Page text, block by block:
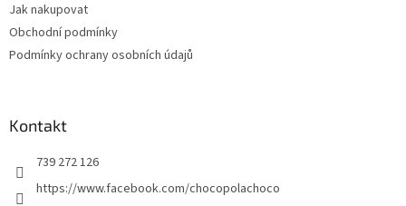
Jak nakupovat
Obchodní podmínky
Podmínky ochrany osobních údajů
Kontakt
739 272 126
https://www.facebook.com/chocopolachoco